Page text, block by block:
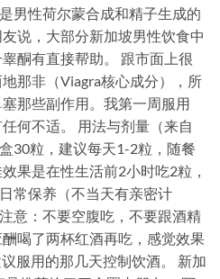
男性荷尔蒙合成和精子生成的
说，大部分新加坡男性饮食中
酮有直接帮助。 跟市面上很
那非（Viagra核心成分），所
那些副作用。我第一周服用
何不适。 用法与剂量（来自
30粒，建议每天1-2粒，随餐
果是在性生活前2小时吃2粒，
常保养（不当天有亲密计
意：不要空腹吃，不要跟酒精
喝了两杯红酒再吃，感觉效果
服用的那几天控制饮酒。 新加